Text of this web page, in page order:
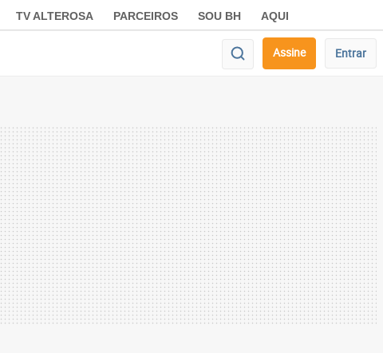
TV ALTEROSA PARCEIROS SOU BH AQUI
Assine Entrar